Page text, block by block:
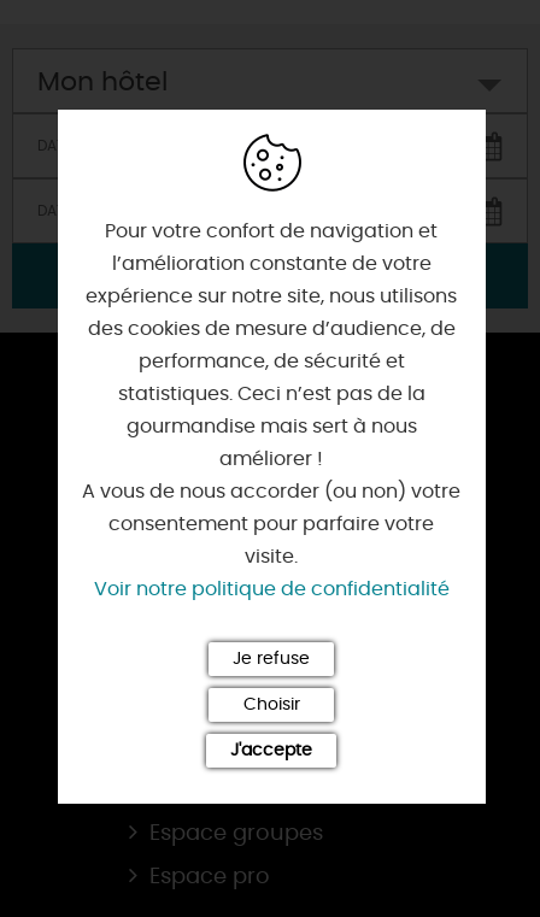
Mon hôtel
VALIDER
ESPACE PRESSE
TOURISME D’AFFAIRES
NOS OFFICES DE TOURISME
BROCHURES
NOS SITES
La route de la Rose
Loiret, balades & randos
Le Loiret au fil de l'eau
Espace groupes
Espace pro
Pour votre confort de navigation et
l’amélioration constante de votre
expérience sur notre site, nous utilisons
des cookies de mesure d’audience, de
performance, de sécurité et
statistiques. Ceci n’est pas de la
gourmandise mais sert à nous
améliorer !
A vous de nous accorder (ou non) votre
consentement pour parfaire votre
visite.
Voir notre politique de confidentialité
Je refuse
Choisir
J'accepte